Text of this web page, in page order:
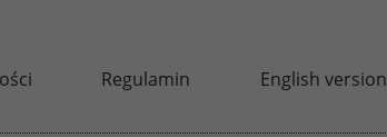
Regulamin English version